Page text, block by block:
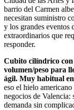
barrio del Carmen
necesitan suministro
y los grandes eventos
extraordinarios que
responder.
Cubito cilíndrico con
volumen/peso para
ágil. Muy habitual
eso el hielo americano
negocios de Valencia:
demanda sin